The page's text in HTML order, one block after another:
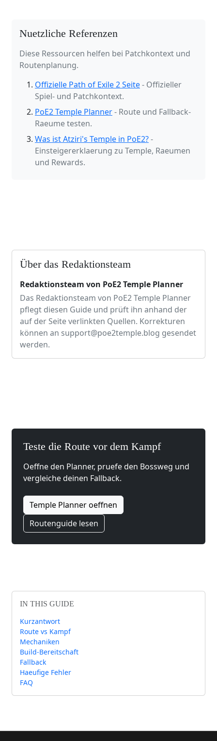
IN THIS GUIDE
Kurzantwort
Route vs Kampf
Mechaniken
Build-Bereitschaft
Fallback
Haeufige Fehler
FAQ
Nuetzliche Referenzen
Diese Ressourcen helfen bei Patchkontext und
Routenplanung.
Offizielle Path of Exile 2 Seite- Offizieller
Spiel- und Patchkontext.
PoE2 Temple Planner- Route und Fallback-
Raeume testen.
Was ist Atziri's Temple in PoE2?-
Einsteigererklaerung zu Temple, Raeumen
und Rewards.
Über das Redaktionsteam
Redaktionsteam von PoE2 Temple Planner
Das Redaktionsteam von PoE2 Temple Planner
pflegt diesen Guide und prüft ihn anhand der
auf der Seite verlinkten Quellen. Korrekturen
können an support@poe2temple.blog gesendet
werden.
Teste die Route vor dem Kampf
Oeffne den Planner, pruefe den Bossweg und
vergleiche deinen Fallback.
Temple Planner oeffnen
Routenguide lesen